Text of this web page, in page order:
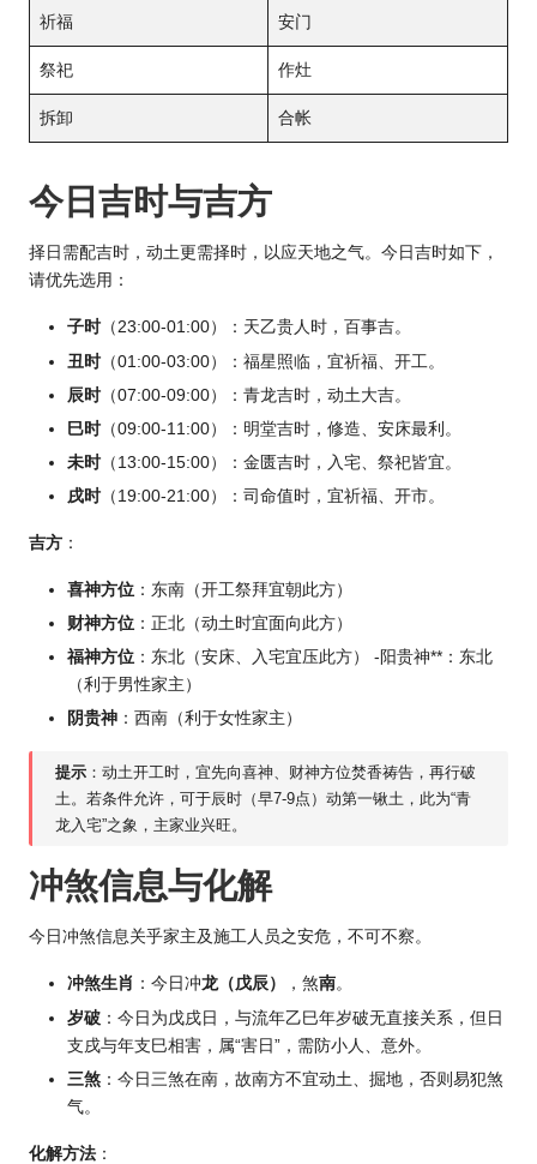
祈福 安门
祭祀 作灶
拆卸 合帐
今日吉时与吉方
择日需配吉时，动土更需择时，以应天地之气。今日吉时如下，
请优先选用：
子时 （23:00-01:00）：天乙贵人时，百事吉。
丑时 （01:00-03:00）：福星照临，宜祈福、开工。
辰时 （07:00-09:00）：青龙吉时，动土大吉。
巳时 （09:00-11:00）：明堂吉时，修造、安床最利。
未时 （13:00-15:00）：金匮吉时，入宅、祭祀皆宜。
戌时 （19:00-21:00）：司命值时，宜祈福、开市。
吉方 ：
喜神方位 ：东南（开工祭拜宜朝此方）
财神方位 ：正北（动土时宜面向此方）
福神方位 ：东北（安床、入宅宜压此方） -阳贵神**：东北
（利于男性家主）
阴贵神 ：西南（利于女性家主）
提示 ：动土开工时，宜先向喜神、财神方位焚香祷告，再行破
土。若条件允许，可于辰时（早7-9点）动第一锹土，此为“青
龙入宅”之象，主家业兴旺。
冲煞信息与化解
今日冲煞信息关乎家主及施工人员之安危，不可不察。
冲煞生肖 ：今日冲龙（戊辰） ，煞南。
岁破 ：今日为戊戌日，与流年乙巳年岁破无直接关系，但日
支戌与年支巳相害，属“害日”，需防小人、意外。
三煞 ：今日三煞在南，故南方不宜动土、掘地，否则易犯煞
气。
化解方法 ：